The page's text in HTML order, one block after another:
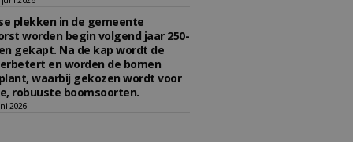
plekken in de gemeente
worden begin volgend jaar 250-
gekapt. Na de kap wordt de
en worden de bomen
waarbij gekozen wordt voor
robuuste boomsoorten.
2026